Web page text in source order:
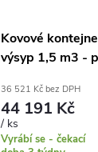
Kovové
výsyp 1,5 m3 -
36 521 Kč bez DPH
44 191 Kč
/ ks
Vyrábí se - čekací